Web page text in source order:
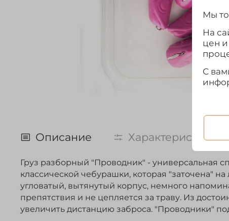
Описание Характеристики
Груз разборный "Проводник" - универсальная
классической чебурашки, которая "заточена"
угловатый, вытянутый корпус, немного
препятствия и не цепляется за траву. Из
увеличить дистанцию заброса. "Проводники"
Мы
На
цен
С